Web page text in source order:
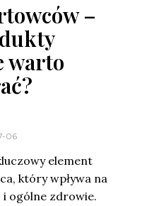
–
warto
06
element
który wpływa na
ogólne zdrowie.